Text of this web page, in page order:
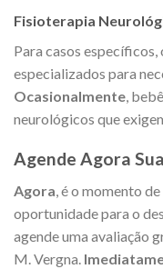
Fisioterapia
Para casos
especializados para
Ocasionalmente ,
neurológicos que
Agende Agora
Agora, é o momento
oportunidade para o
agende uma avaliação
M. Vergna.